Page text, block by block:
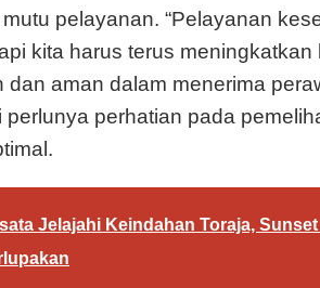
pelayanan. “Pelayanan
kita harus terus
aman dalam menerima
perhatian pada
Jelajahi Keindahan Toraja,